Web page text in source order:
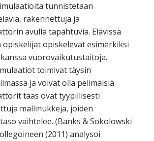
tunnistetaan
rakennettuja ja
avulla tapahtuvia. Elävissä
opiskelijat opiskelevat esimerkiksi
vuorovaikutustaitoja.
toimivat täysin
ja voivat olla pelimäisiä.
taas ovat tyypillisesti
mallinukkeja, joiden
vaihtelee. (Banks & Sokolowski
(2011) analysoi